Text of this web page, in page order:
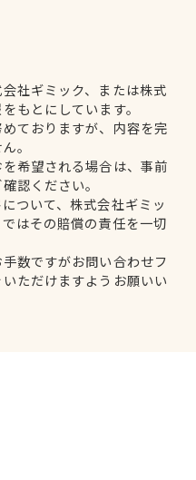
社ギミック、または株式
もとにしています。
ておりますが、内容を完
。
希望される場合は、事前
認ください。
ついて、株式会社ギミッ
はその賠償の責任を一切
数ですがお問い合わせフ
ただけますようお願いい